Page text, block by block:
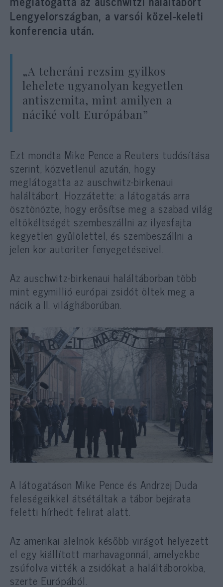
Lengyelországban, a varsói közel-keleti
konferencia után.
„A teheráni rezsim gyilkos
lehelete ugyanolyan kegyetlen
antiszemita, mint amilyen a
náciké volt Európában”
Ezt mondta Mike Pence a Reuters tudósítása
szerint, közvetlenül azután, hogy
meglátogatta az auschwitz-birkenaui
haláltábort. Hozzátette: a látogatás arra
ösztönözte, hogy erősítse meg a szabad világ
eltökéltségét szembeszállni az ilyesfajta
kegyetlen gyűlölettel, és szembeszállni a
jelen kor autoriter fenyegetéseivel.
Az auschwitz-birkenaui haláltáborban több
mint egymillió európai zsidót öltek meg a
nácik a II. világháborúban.
A látogatáson Mike Pence és Andrzej Duda
feleségeikkel átsétáltak a tábor bejárata
feletti hírhedt felirat alatt.
Az amerikai alelnök később virágot helyezett
el egy kiállított marhavagonnál, amelyekbe
zsúfolva vitték a zsidókat a haláltáborokba,
szerte Európából.